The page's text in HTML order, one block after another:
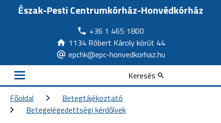
Észak-Pesti Centrumkórház-Honvédkórház
+36 1 465 1800
1134 Róbert Károly körút 44
epchk@epc-honvedkorhaz.hu
Keresés
Főoldal
Betegtájékoztató
Betegelégedettségi kérdőívek